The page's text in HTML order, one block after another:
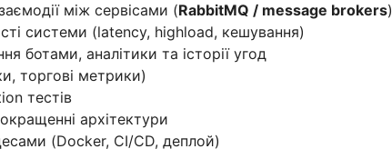
між сервісами (RabbitMQ / message brokers)
системи (latency, highload, кешування)
ботами, аналітики та історії угод
торгові метрики)
тестів
архітектури
(Docker, CI/CD, деплой)